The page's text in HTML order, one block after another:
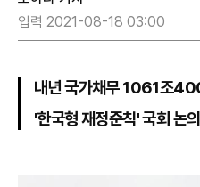
입력 2021-08-18 03:00
내년 국가채무 1061조
'한국형 재정준칙' 국회 논